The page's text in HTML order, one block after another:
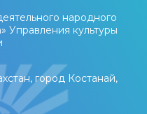
народного
Управления культуры
город Костанай,